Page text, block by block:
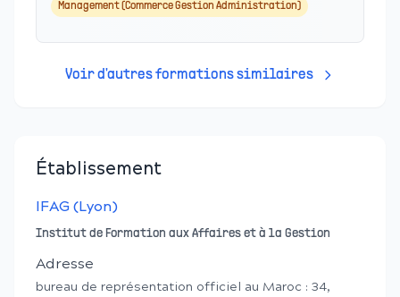
Management (Commerce Gestion Administration)
Voir d'autres formations similaires
Établissement
IFAG (Lyon)
Institut de Formation aux Affaires et à la Gestion
Adresse
bureau de représentation officiel au Maroc : 34,